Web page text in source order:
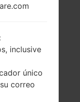
inclusive
único
correo